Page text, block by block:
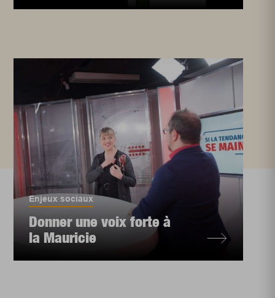
Enjeux sociaux
Donner une voix forte à
la Mauricie